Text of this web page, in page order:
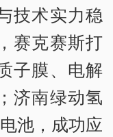
技术实力稳
赛克赛斯打
子膜、电解
济南绿动氢
池，成功应